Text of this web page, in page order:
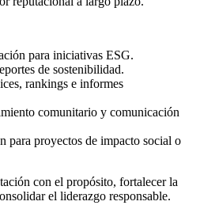
para iniciativas ESG.
de sostenibilidad.
rankings e informes
comunitario y comunicación
para proyectos de impacto social o
con el propósito, fortalecer la
el liderazgo responsable.